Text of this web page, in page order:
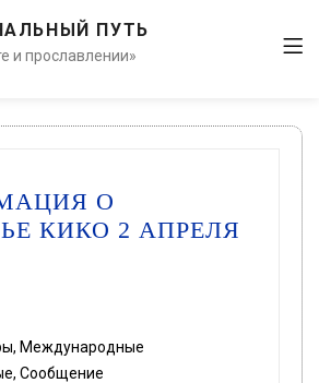
ПУТЬ
и прославлении»
О
КИКО 2 АПРЕЛЯ
, Международные
, Сообщение